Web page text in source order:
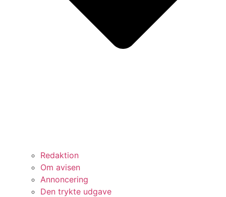
Redaktion
Om avisen
Annoncering
Den trykte udgave